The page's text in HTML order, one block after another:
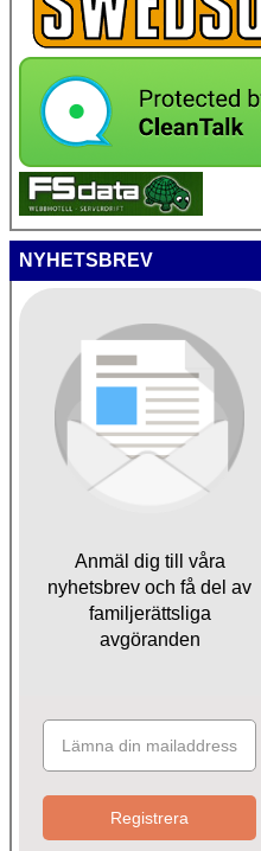
NYHETSBREV
Anmäl dig till våra
nyhetsbrev och få del av
familjerättsliga
avgöranden
Registrera